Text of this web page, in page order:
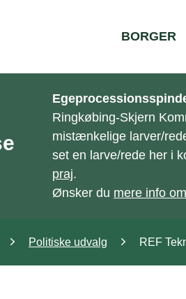
BORGER
Ringkøbing-Skjern
mistænkelige larver/
set en larve/rede her i
praj.
Ønsker du mere info
Politiske udvalg REF